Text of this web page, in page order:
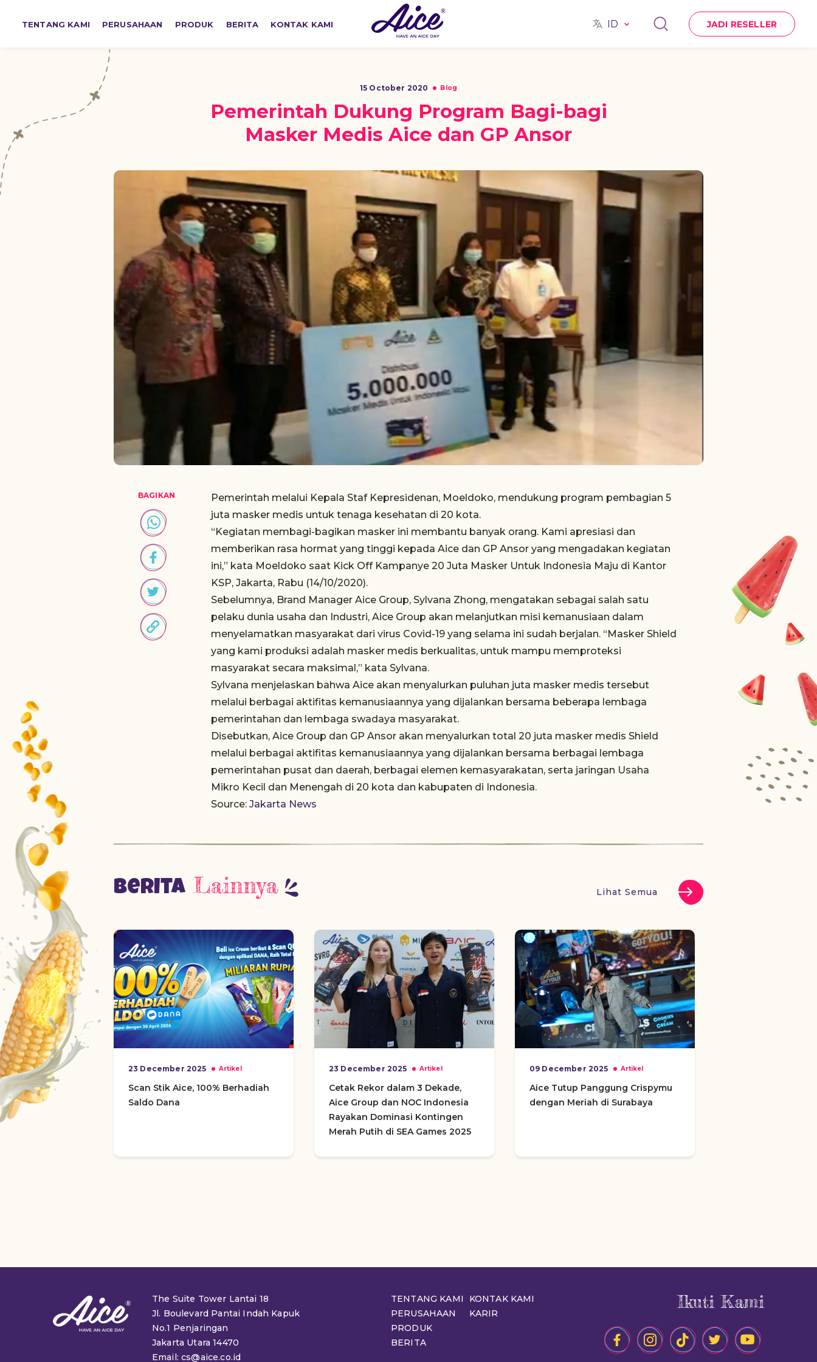
TENTANG KAMI PERUSAHAAN PRODUK BERITA KONTAK KAMI ID JADI RESELLER
15 October 2020 Blog
Pemerintah Dukung Program Bagi-bagi
Masker Medis Aice dan GP Ansor
BAGIKAN
Pemerintah melalui Kepala Staf Kepresidenan, Moeldoko, mendukung program pembagian 5
juta masker medis untuk tenaga kesehatan di 20 kota.
“Kegiatan membagi-bagikan masker ini membantu banyak orang. Kami apresiasi dan
memberikan rasa hormat yang tinggi kepada Aice dan GP Ansor yang mengadakan kegiatan
ini,” kata Moeldoko saat Kick Off Kampanye 20 Juta Masker Untuk Indonesia Maju di Kantor
KSP, Jakarta, Rabu (14/10/2020).
Sebelumnya, Brand Manager Aice Group, Sylvana Zhong, mengatakan sebagai salah satu
pelaku dunia usaha dan Industri, Aice Group akan melanjutkan misi kemanusiaan dalam
menyelamatkan masyarakat dari virus Covid-19 yang selama ini sudah berjalan. “Masker Shield
yang kami produksi adalah masker medis berkualitas, untuk mampu memproteksi
masyarakat secara maksimal,” kata Sylvana.
Sylvana menjelaskan bahwa Aice akan menyalurkan puluhan juta masker medis tersebut
melalui berbagai aktifitas kemanusiaannya yang dijalankan bersama beberapa lembaga
pemerintahan dan lembaga swadaya masyarakat.
Disebutkan, Aice Group dan GP Ansor akan menyalurkan total 20 juta masker medis Shield
melalui berbagai aktifitas kemanusiaannya yang dijalankan bersama berbagai lembaga
pemerintahan pusat dan daerah, berbagai elemen kemasyarakatan, serta jaringan Usaha
Mikro Kecil dan Menengah di 20 kota dan kabupaten di Indonesia.
Source: Jakarta News
Berita Lainnya Lihat Semua
23 December 2025 Artikel
Scan Stik Aice, 100% Berhadiah
Saldo Dana
23 December 2025 Artikel
Cetak Rekor dalam 3 Dekade,
Aice Group dan NOC Indonesia
Rayakan Dominasi Kontingen
Merah Putih di SEA Games 2025
09 December 2025 Artikel
Aice Tutup Panggung Crispymu
dengan Meriah di Surabaya
The Suite Tower Lantai 18
Jl. Boulevard Pantai Indah Kapuk
No.1 Penjaringan
Jakarta Utara 14470
Email: cs@aice.co.id
TENTANG KAMI
PERUSAHAAN
PRODUK
BERITA
KONTAK KAMI
KARIR
Ikuti Kami